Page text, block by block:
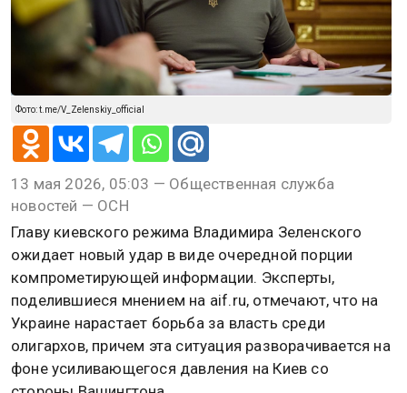
Фото: t.me/V_Zelenskiy_official
13 мая 2026, 05:03 — Общественная служба
новостей — ОСН
Главу киевского режима Владимира Зеленского
ожидает новый удар в виде очередной порции
компрометирующей информации. Эксперты,
поделившиеся мнением на aif.ru, отмечают, что на
Украине нарастает борьба за власть среди
олигархов, причем эта ситуация разворачивается на
фоне усиливающегося давления на Киев со